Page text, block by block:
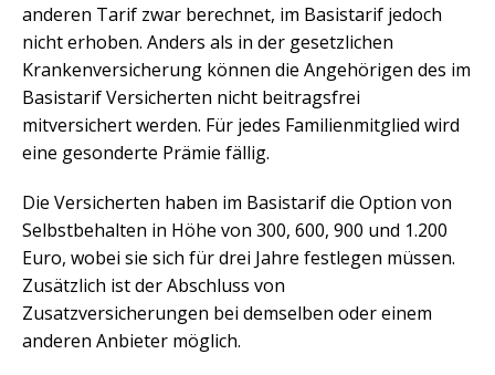
anderen Tarif zwar berechnet, im Basistarif jedoch
nicht erhoben. Anders als in der gesetzlichen
Krankenversicherung können die Angehörigen des im
Basistarif Versicherten nicht beitragsfrei
mitversichert werden. Für jedes Familienmitglied wird
eine gesonderte Prämie fällig.
Die Versicherten haben im Basistarif die Option von
Selbstbehalten in Höhe von 300, 600, 900 und 1.200
Euro, wobei sie sich für drei Jahre festlegen müssen.
Zusätzlich ist der Abschluss von
Zusatzversicherungen bei demselben oder einem
anderen Anbieter möglich.